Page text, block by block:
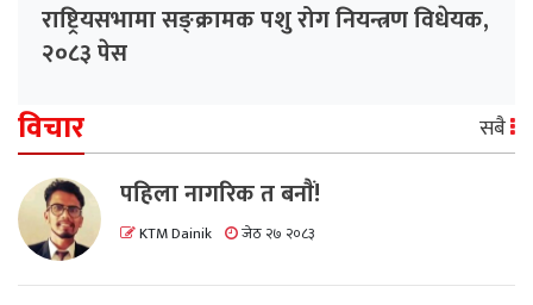
राष्ट्रियसभामा सङ्क्रामक पशु रोग नियन्त्रण विधेयक,
२०८३ पेस
विचार सबै
पहिला नागरिक त बनाैं!
KTM Dainik जेठ २७ २०८३